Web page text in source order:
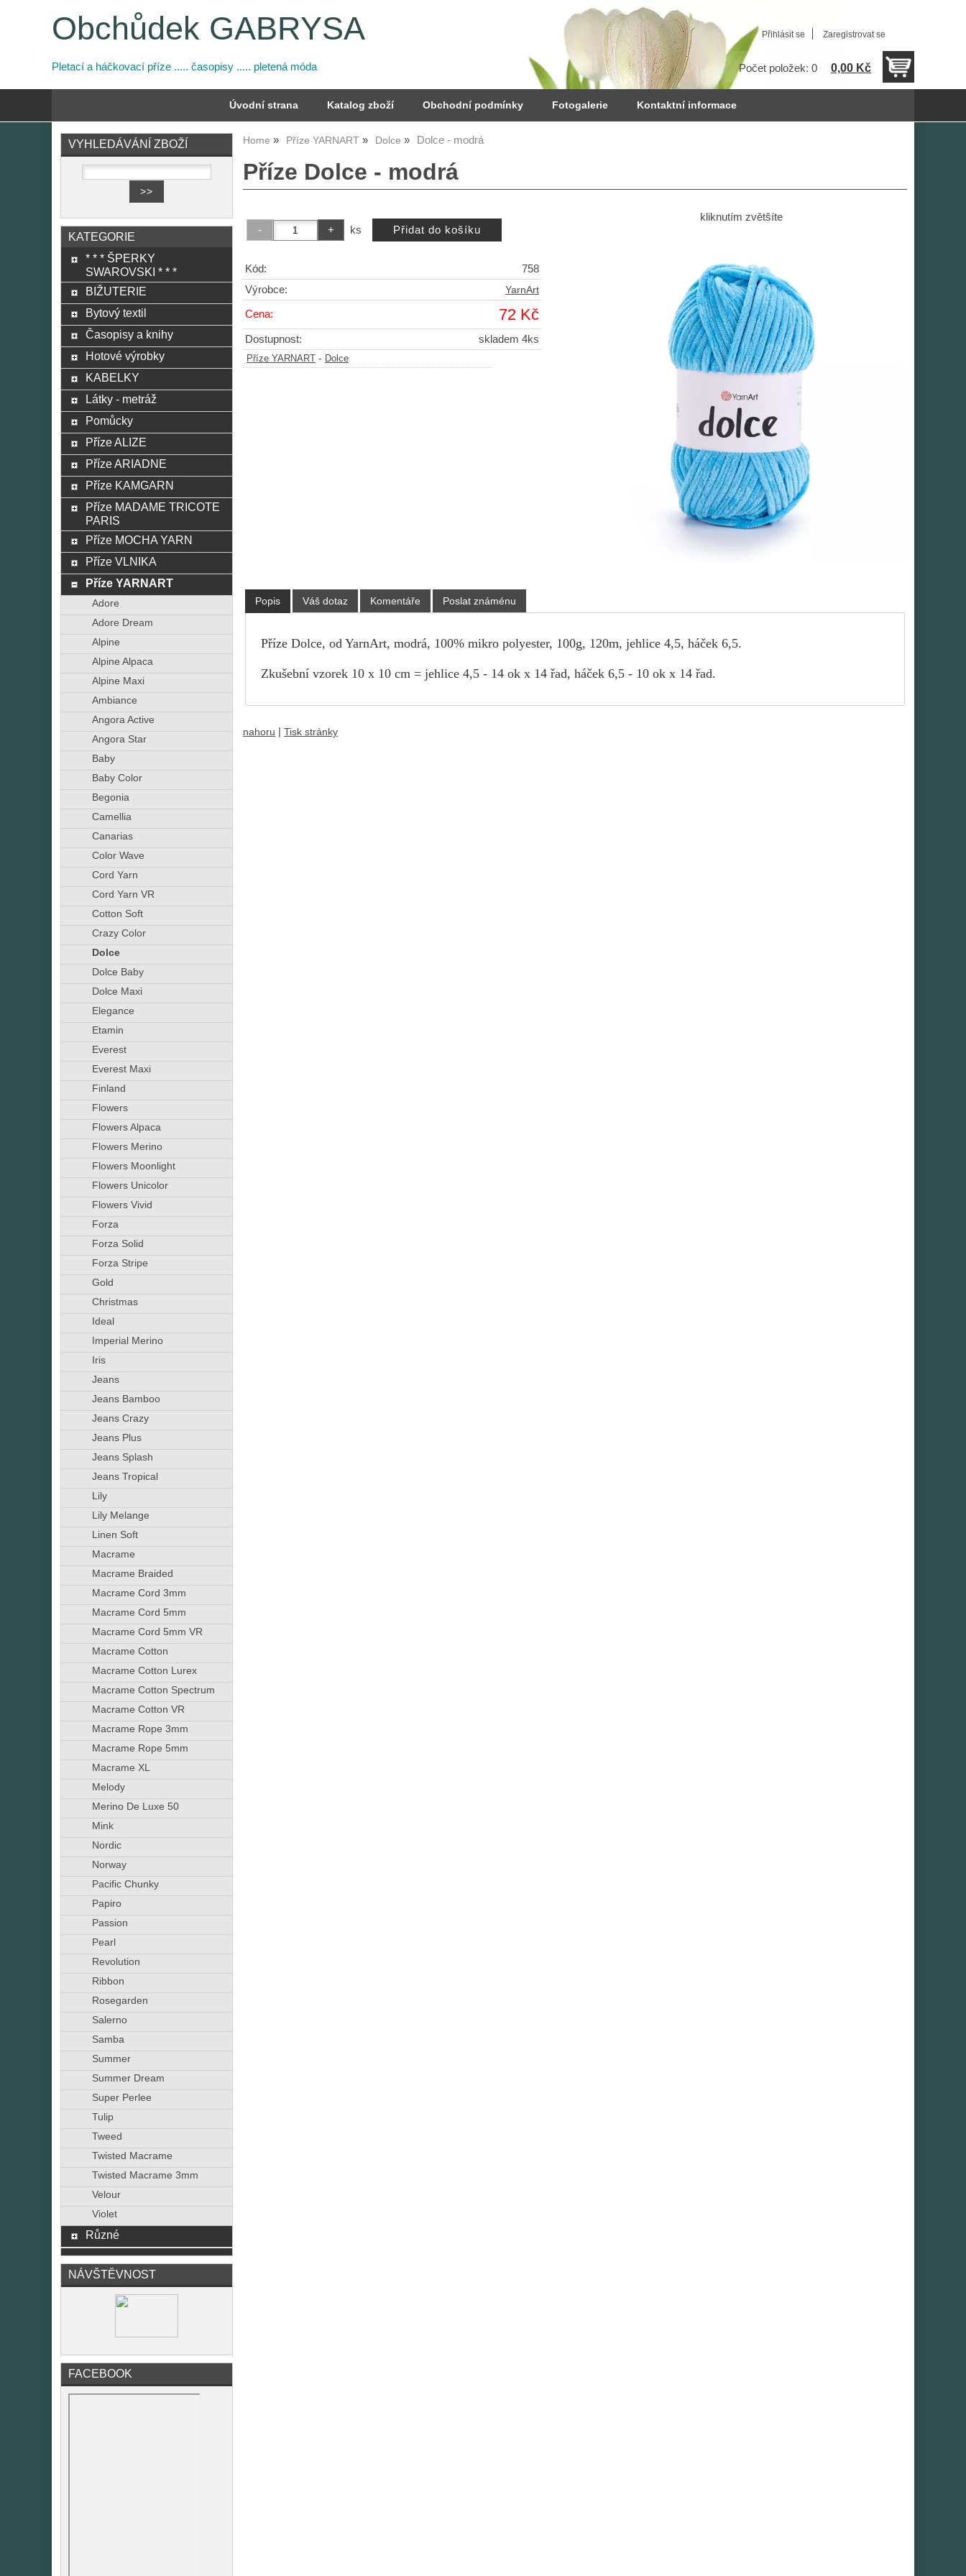
Přihlásit se Zaregistrovat se
Počet položek: 0 0,00 Kč
Obchůdek GABRYSA
Pletací a háčkovací příze ..... časopisy ..... pletená móda
Úvodní strana Katalog zboží Obchodní podmínky Fotogalerie Kontaktní informace
Home Příze YARNART Dolce Dolce - modrá
Příze Dolce - modrá
kliknutím zvětšíte
ks
Kód:
758
Výrobce:
YarnArt
Cena: 72 Kč
Dostupnost: skladem 4ks
Příze YARNART - Dolce
Popis Váš dotaz Komentáře Poslat známénu
Příze Dolce, od YarnArt, modrá, 100% mikro polyester, 100g, 120m, jehlice 4,5, háček 6,5.
Zkušební vzorek 10 x 10 cm = jehlice 4,5 - 14 ok x 14 řad, háček 6,5 - 10 ok x 14 řad.
nahoru Tisk stránky
VYHLEDÁVÁNÍ ZBOŽÍ
KATEGORIE
* * * ŠPERKY
SWAROVSKI * * *
BIŽUTERIE
Bytový textil
Časopisy a knihy
Hotové výrobky
KABELKY
Látky - metráž
Pomůcky
Příze ALIZE
Příze ARIADNE
Příze KAMGARN
Příze MADAME TRICOTE
PARIS
Příze MOCHA YARN
Příze VLNIKA
Příze YARNART
Adore
Adore Dream
Alpine
Alpine Alpaca
Alpine Maxi
Ambiance
Angora Active
Angora Star
Baby
Baby Color
Begonia
Camellia
Canarias
Color Wave
Cord Yarn
Cord Yarn VR
Cotton Soft
Crazy Color
Dolce
Dolce Baby
Dolce Maxi
Elegance
Etamin
Everest
Everest Maxi
Finland
Flowers
Flowers Alpaca
Flowers Merino
Flowers Moonlight
Flowers Unicolor
Flowers Vivid
Forza
Forza Solid
Forza Stripe
Gold
Christmas
Ideal
Imperial Merino
Iris
Jeans
Jeans Bamboo
Jeans Crazy
Jeans Plus
Jeans Splash
Jeans Tropical
Lily
Lily Melange
Linen Soft
Macrame
Macrame Braided
Macrame Cord 3mm
Macrame Cord 5mm
Macrame Cord 5mm VR
Macrame Cotton
Macrame Cotton Lurex
Macrame Cotton Spectrum
Macrame Cotton VR
Macrame Rope 3mm
Macrame Rope 5mm
Macrame XL
Melody
Merino De Luxe 50
Mink
Nordic
Norway
Pacific Chunky
Papiro
Passion
Pearl
Revolution
Ribbon
Rosegarden
Salerno
Samba
Summer
Summer Dream
Super Perlee
Tulip
Tweed
Twisted Macrame
Twisted Macrame 3mm
Velour
Violet
Různé
NÁVŠTĚVNOST
FACEBOOK